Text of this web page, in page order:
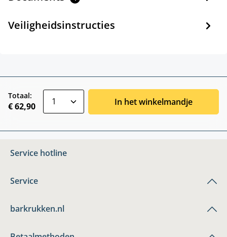
Veiligheidsinstructies
Totaal:
€ 62,90 In het winkelmandje
Service hotline
Service
barkrukken.nl